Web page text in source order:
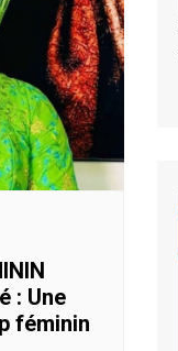
: Une
féminin